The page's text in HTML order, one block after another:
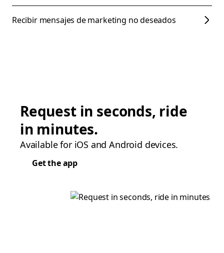
Recibir mensajes de marketing no deseados
Request in seconds, ride
in minutes.
Available for iOS and Android devices.
Get the app